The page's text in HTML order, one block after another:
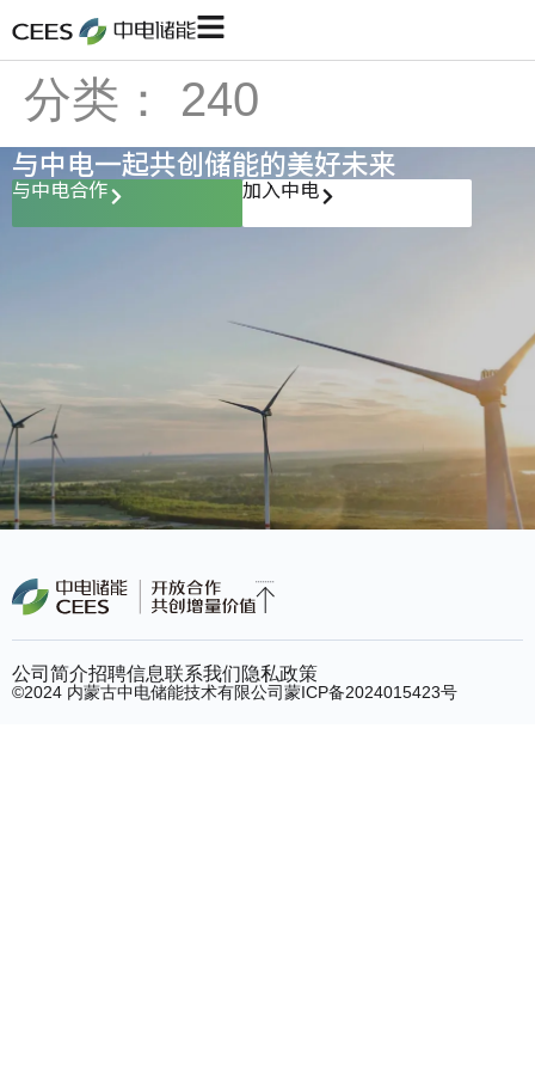
分类： 240
与中电一起共创储能的美好未来
与中电合作 加入中电
©2024 内蒙古中电储能技术有限公司蒙ICP备2024015423号
公司简介招聘信息联系我们隐私政策